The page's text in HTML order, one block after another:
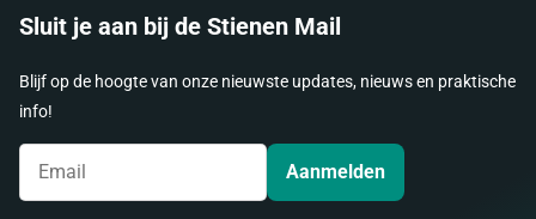
Sluit je aan bij de Stienen Mail
Blijf op de hoogte van onze nieuwste updates, nieuws en praktische
info!
Aanmelden